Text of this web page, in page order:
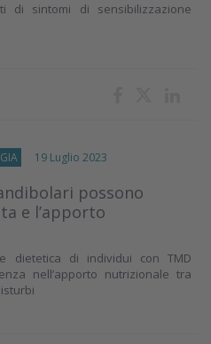
di sintomi di sensibilizzazione
19 Luglio 2023
possono
e l’apporto
dietetica di individui con TMD
nell’apporto nutrizionale tra